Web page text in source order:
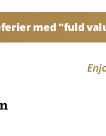
med "fuld